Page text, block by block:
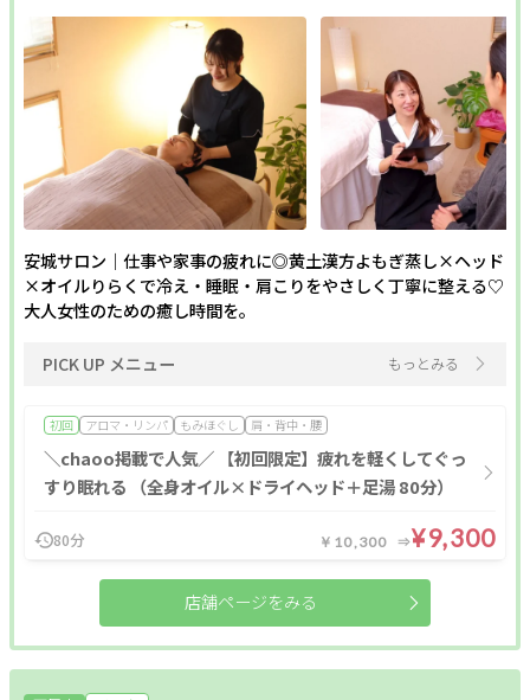
安城サロン｜仕事や家事の疲れに◎黄土漢方よもぎ蒸し×ヘッド
×オイルりらくで冷え・睡眠・肩こりをやさしく丁寧に整える♡
大人女性のための癒し時間を。
PICK UP メニュー もっとみる
初回 アロマ・リンパ もみほぐし 肩・背中・腰
＼chaoo掲載で人気／ 【初回限定】疲れを軽くしてぐっ
すり眠れる （全身オイル×ドライヘッド＋足湯 80分）
80分 ￥10,300 ¥9,300
店舗ページをみる